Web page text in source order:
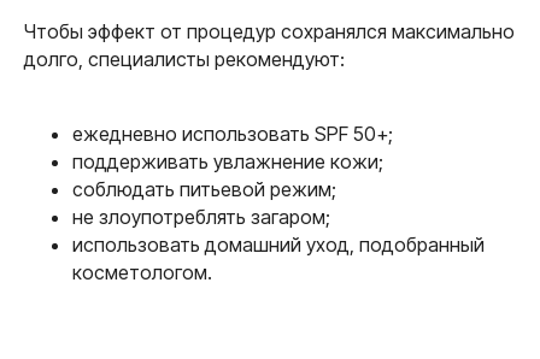
Чтобы эффект от процедур сохранялся максимально
долго, специалисты рекомендуют:
ежедневно использовать SPF 50+;
поддерживать увлажнение кожи;
соблюдать питьевой режим;
не злоупотреблять загаром;
использовать домашний уход, подобранный
косметологом.
Адрес
проспект, д. 18
Время работы
Как
добраться